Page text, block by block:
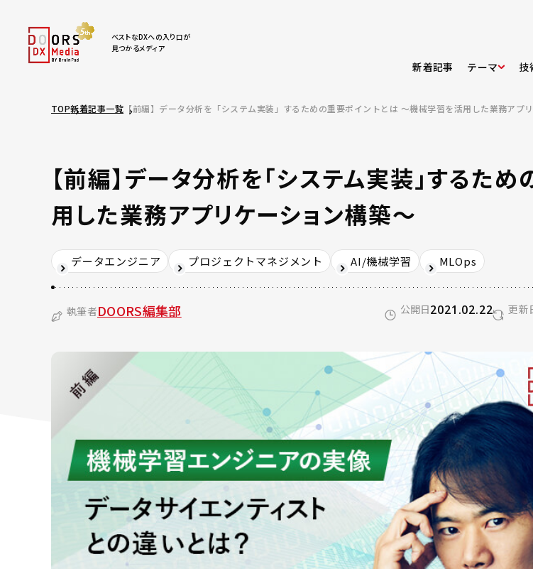
ベストなDXへの入り口が
見つかるメディア
新着記事 テーマ 技
TOP新着記事一覧 【前編】データ分析を「システム実装」するための重要ポイントとは ～機械学習を活用した業務アプ
【前編】データ分析を「システム実装」するた
用した業務アプリケーション構築～
データエンジニア プロジェクトマネジメント AI/機械学習 MLOps
執筆者DOORS編集部 公開日2021.02.22 更新